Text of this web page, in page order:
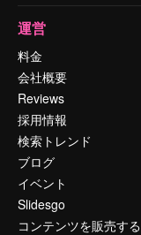
運営
料金
会社概要
Reviews
採用情報
検索トレンド
ブログ
イベント
Slidesgo
コンテンツを販売する